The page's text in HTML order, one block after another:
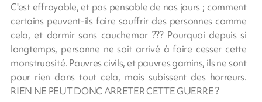
C'est effroyable, et pas pensable de nos jours ; comment
certains peuvent-ils faire souffrir des personnes comme
cela, et dormir sans cauchemar ??? Pourquoi depuis si
longtemps, personne ne soit arrivé à faire cesser cette
monstruosité. Pauvres civils, et pauvres gamins, ils ne sont
pour rien dans tout cela, mais subissent des horreurs.
RIEN NE PEUT DONC ARRETER CETTE GUERRE ?